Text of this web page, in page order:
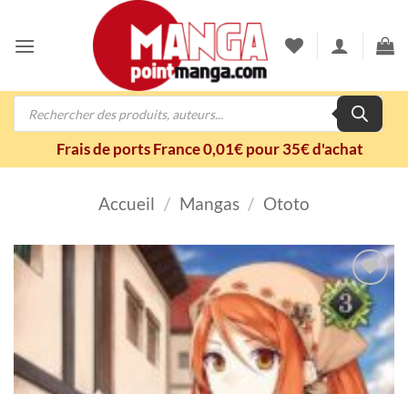
contenu
Recherche
Frais de ports France 0,01€ pour 35€ d'achat
Accueil / Mangas / Ototo
Ajouter
à la
wishlist